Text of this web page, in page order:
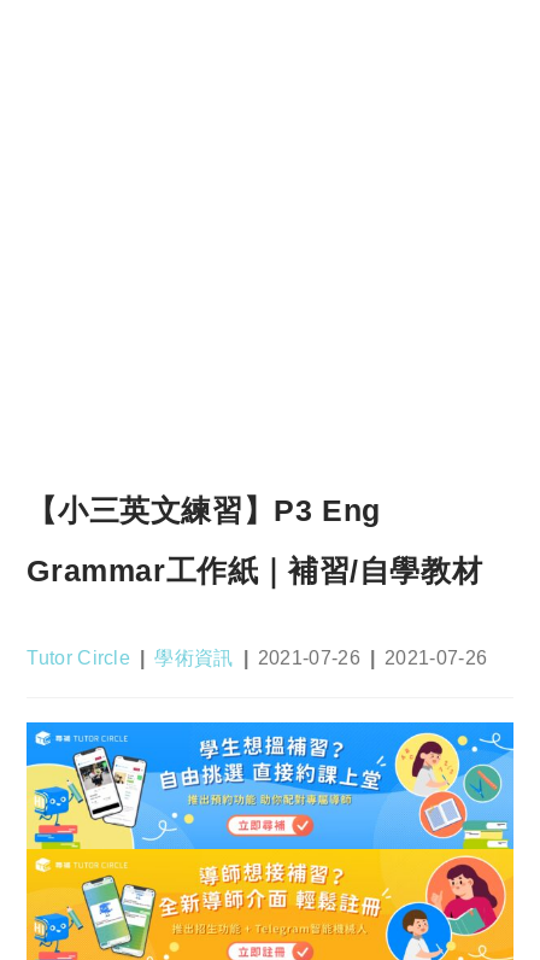
【小三英文練習】P3 Eng
Grammar工作紙｜補習/自學教材
Post
Tutor Circle
Post
學術資訊
Post
2021-07-26
Post
2021-07-26